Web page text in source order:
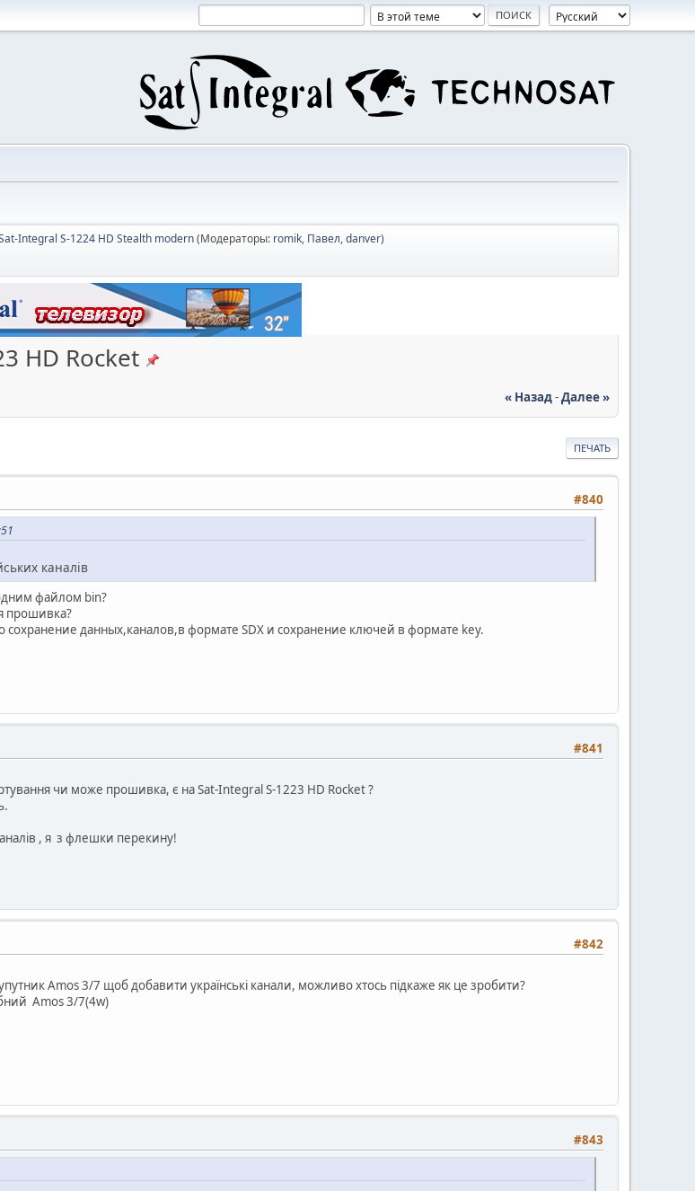
Integral S-1224 HD Stealth modern(Модераторы: romik, Павел,danver)
HD Rocket
« Назад-Далее »
ПЕЧАТЬ
#840
каналів
файлом bin?
прошивка?
сохранение данных,каналов,в формате SDX и сохранение ключей в формате key.
#841
чи може прошивка, є на Sat-Integral S-1223 HD Rocket ?
, я з флешки перекину!
#842
Amos 3/7 щоб добавити українські канали, можливо хтось підкаже як це зробити?
Amos 3/7(4w)
#843